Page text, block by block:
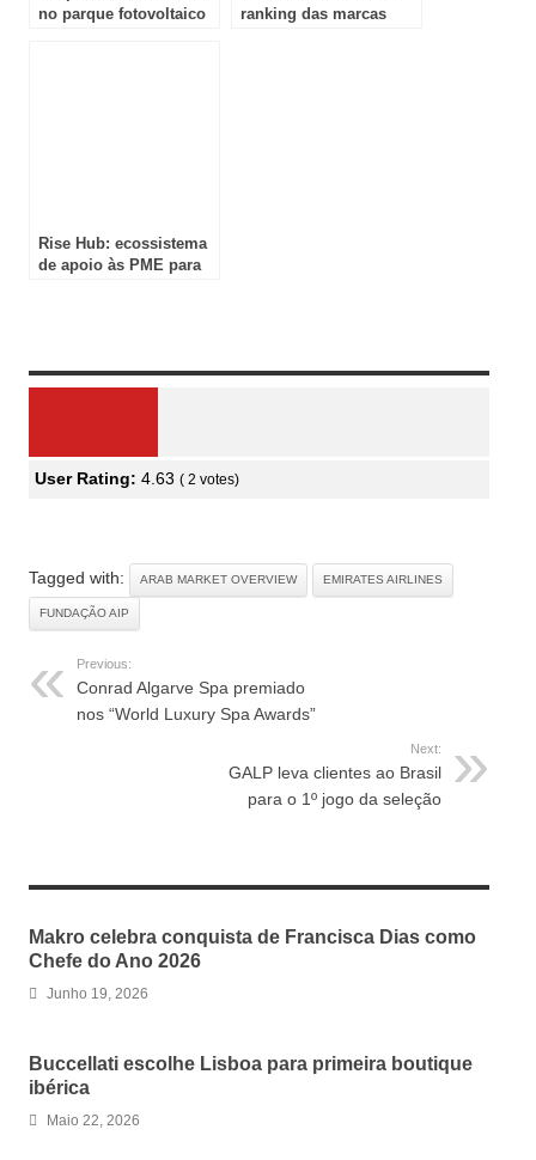
no parque fotovoltaico
ranking das marcas
Rise Hub: ecossistema
de apoio às PME para
User Rating: 4.63 ( 2 votes)
Tagged with: ARAB MARKET OVERVIEW EMIRATES AIRLINES
FUNDAÇÃO AIP
Previous:
Conrad Algarve Spa premiado
nos “World Luxury Spa Awards”
Next:
GALP leva clientes ao Brasil
para o 1º jogo da seleção
Makro celebra conquista de Francisca Dias como
Chefe do Ano 2026
Junho 19, 2026
Buccellati escolhe Lisboa para primeira boutique
ibérica
Maio 22, 2026